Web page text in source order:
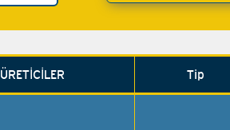
ÜRETİCİLER Tip